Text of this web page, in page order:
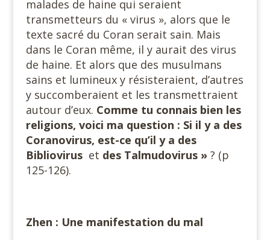
malades de haine qui seraient
transmetteurs du « virus », alors que le
texte sacré du Coran serait sain. Mais
dans le Coran même, il y aurait des virus
de haine. Et alors que des musulmans
sains et lumineux y résisteraient, d’autres
y succomberaient et les transmettraient
autour d’eux. Comme tu connais bien les
religions, voici ma question : Si il y a des
Coranovirus, est-ce qu’il y a des
Bibliovirus et des Talmudovirus »? (p
125-126).
Zhen : Une manifestation du mal